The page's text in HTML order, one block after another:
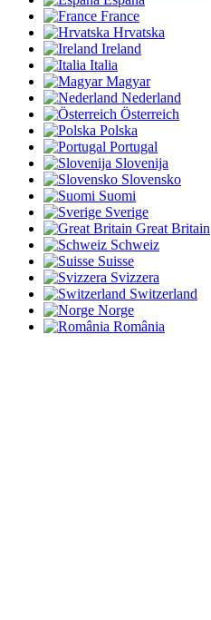
France
Hrvatska
Ireland
Italia
Magyar
Nederland
Österreich
Polska
Portugal
Slovenija
Slovensko
Suomi
Sverige
Great Britain
Schweiz
Suisse
Svizzera
Switzerland
Norge
România